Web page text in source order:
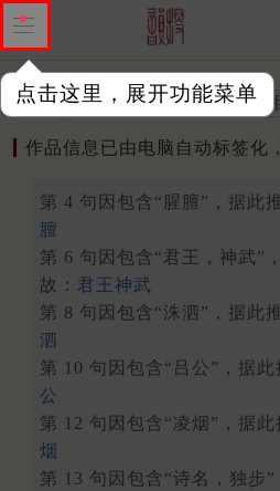
点击这里，展开功能菜单
作品 标注四声 出处、引用
作品信息已由电脑自动标签化
第 4 句因包含“腥膻”，据此
膻
第 6 句因包含“君王，神武”
故： 君王神武
第 8 句因包含“洙泗”，据此
泗
第 10 句因包含“吕公”，据此
公
第 12 句因包含“凌烟”，据此
烟
第 13 句因包含“诗名，独步